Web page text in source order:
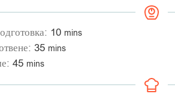
10 mins
35 mins
45 mins